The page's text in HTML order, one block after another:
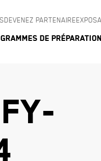
DEVENEZ PARTENAIRE
de préparation